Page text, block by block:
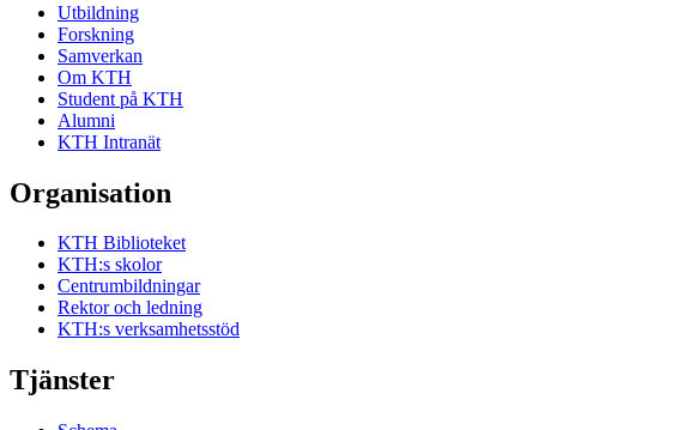
Utbildning
Forskning
Samverkan
Om KTH
Student på KTH
Alumni
KTH Intranät
Organisation
KTH Biblioteket
KTH:s skolor
Centrumbildningar
Rektor och ledning
KTH:s verksamhetsstöd
Tjänster